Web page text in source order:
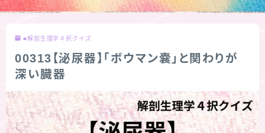
★スペシャルアロマハーブ４択クイズ (kindle出
お問い合わせ
サイトマップ
■解剖生理学４択クイズ
00313【泌尿器】「ボウマン嚢」と関わりが
深い臓器